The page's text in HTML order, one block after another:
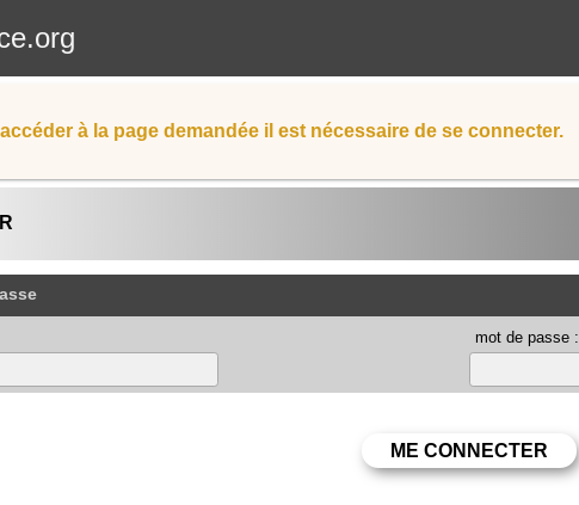
à la page demandée il est nécessaire de se connecter.
mot de passe :